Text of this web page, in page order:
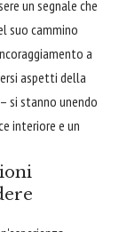
un segnale che
suo cammino
a
aspetti della
si stanno unendo
interiore e un